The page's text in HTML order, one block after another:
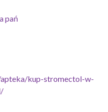
pań
kup-stromectol-w-